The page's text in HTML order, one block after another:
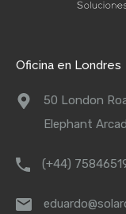
Oficina en Londres
50 London
Elephant
(+44)